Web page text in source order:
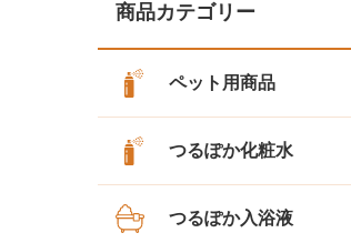
商品カテゴリー
ペット用商品
つるぽか化粧水
つるぽか入浴液